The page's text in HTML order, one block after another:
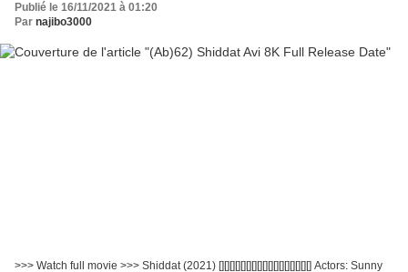
Publié le 16/11/2021 à 01:20
Par najibo3000
>>> Watch full movie >>> Shiddat (2021) [][][][][][][][][][][][][][][][][] Actors: Sunny